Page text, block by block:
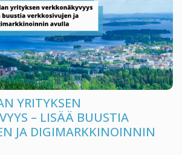
YRITYKSEN
– LISÄÄ BUUSTIA
JA DIGIMARKKINOINNIN